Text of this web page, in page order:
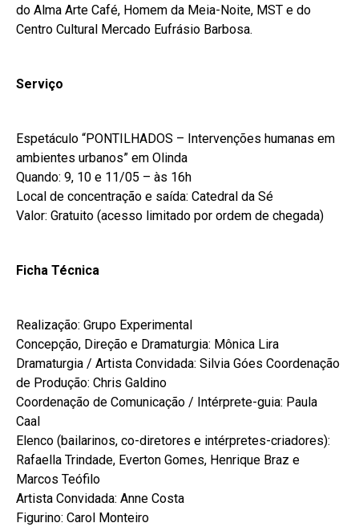
do Alma Arte Café, Homem da Meia-Noite, MST e do
Centro Cultural Mercado Eufrásio Barbosa.
Serviço
Espetáculo “PONTILHADOS – Intervenções humanas em
ambientes urbanos” em Olinda
Quando: 9, 10 e 11/05 – às 16h
Local de concentração e saída: Catedral da Sé
Valor: Gratuito (acesso limitado por ordem de chegada)
Ficha Técnica
Realização: Grupo Experimental
Concepção, Direção e Dramaturgia: Mônica Lira
Dramaturgia / Artista Convidada: Silvia Góes Coordenação
de Produção: Chris Galdino
Coordenação de Comunicação / Intérprete-guia: Paula
Caal
Elenco (bailarinos, co-diretores e intérpretes-criadores):
Rafaella Trindade, Everton Gomes, Henrique Braz e
Marcos Teófilo
Artista Convidada: Anne Costa
Figurino: Carol Monteiro